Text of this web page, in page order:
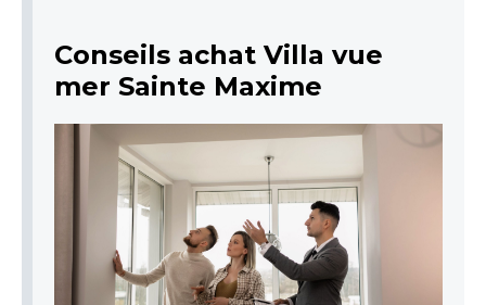
Conseils achat Villa vue
mer Sainte Maxime